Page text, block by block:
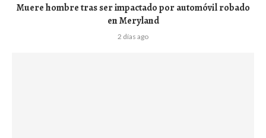
Muere hombre tras ser impactado por automóvil robado
en Meryland
2 días ago